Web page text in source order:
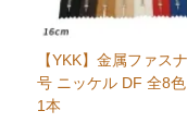
【YKK】金属ファス
号 ニッケル DF 全8
1本